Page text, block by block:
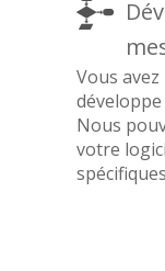
Vous
Nous
votre